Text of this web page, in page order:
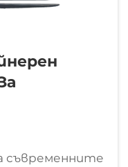
съвременните